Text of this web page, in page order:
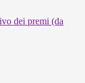
dei premi (da